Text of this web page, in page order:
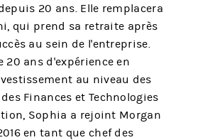
20 ans. Elle remplacera
qui prend sa retraite après
au sein de l'entreprise.
20 ans d'expérience en
au niveau des
Finances et Technologies
Sophia a rejoint Morgan
en tant que chef des